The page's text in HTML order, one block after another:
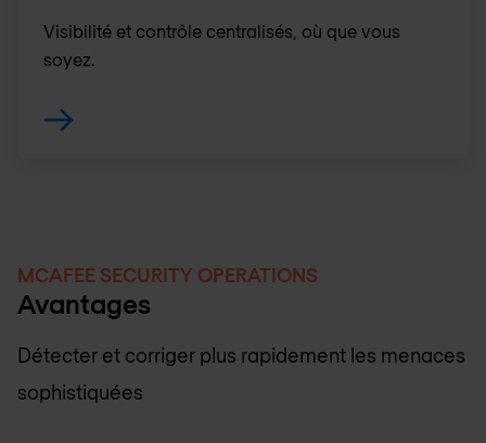
Visibilité et contrôle centralisés, où que vous
soyez.
MCAFEE SECURITY OPERATIONS
Avantages
Détecter et corriger plus rapidement les menaces
sophistiquées